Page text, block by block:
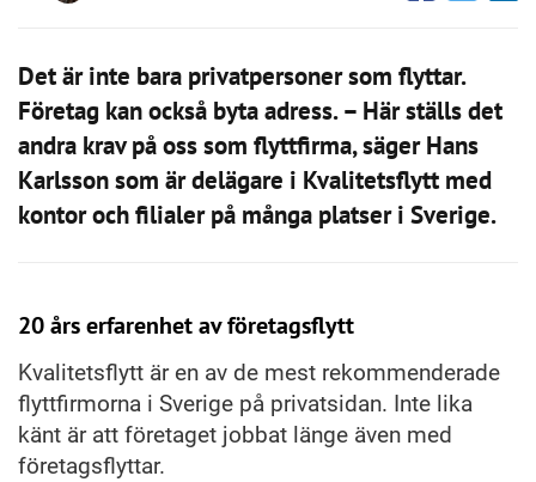
Det är inte bara privatpersoner som flyttar.
Företag kan också byta adress. – Här ställs det
andra krav på oss som flyttfirma, säger Hans
Karlsson som är delägare i Kvalitetsflytt med
kontor och filialer på många platser i Sverige.
20 års erfarenhet av företagsflytt
Kvalitetsflytt är en av de mest rekommenderade
flyttfirmorna i Sverige på privatsidan. Inte lika
känt är att företaget jobbat länge även med
företagsflyttar.